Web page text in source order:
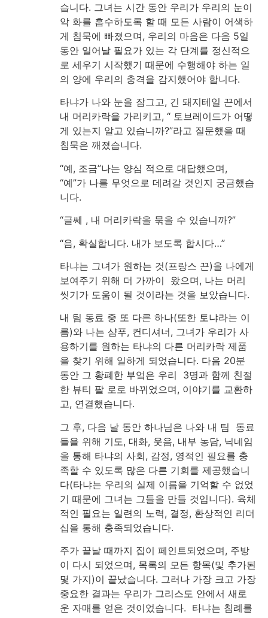
습니다. 그녀는 시간 동안 우리가 우리의 눈이
악 화를 흡수하도록 할 때 모든 사람이 어색하
게 침묵에 빠졌으며, 우리의 마음은 다음 5일
동안 일어날 필요가 있는 각 단계를 정신적으
로 세우기 시작했기 때문에 수행해야 하는 일
의 양에 우리의 충격을 감지했어야 합니다.
타냐가 나와 눈을 잠그고, 긴 돼지테일 끈에서
내 머리카락을 가리키고, “ 토브레이드가 어떻
게 있는지 알고 있습니까?”라고 질문했을 때
침묵은 깨졌습니다.
“예, 조금”나는 양심 적으로 대답했으며,
“예”가 나를 무엇으로 데려갈 것인지 궁금했습
니다.
“글쎄 , 내 머리카락을 묶을 수 있습니까?”
“음, 확실합니다. 내가 보도록 합시다…”
타냐는 그녀가 원하는 것(프랑스 끈)을 나에게
보여주기 위해 더 가까이 왔으며, 나는 머리
씻기가 도움이 될 것이라는 것을 보았습니다.
내 팀 동료 중 또 다른 하나(또한 토냐라는 이
름)와 나는 샴푸, 컨디셔너, 그녀가 우리가 사
용하기를 원하는 타냐의 다른 머리카락 제품
을 찾기 위해 일하게 되었습니다. 다음 20분
동안 그 황폐한 부엌은 우리 3명과 함께 친절
한 뷰티 팔 로로 바뀌었으며, 이야기를 교환하
고, 연결했습니다.
그 후, 다음 날 동안 하나님은 나와 내 팀 동료
들을 위해 기도, 대화, 웃음, 내부 농담, 닉네임
을 통해 타냐의 사회, 감정, 영적인 필요를 충
족할 수 있도록 많은 다른 기회를 제공했습니
다(타냐는 우리의 실제 이름을 기억할 수 없었
기 때문에 그녀는 그들을 만들 것입니다). 육체
적인 필요는 일련의 노력, 결정, 환상적인 리더
십을 통해 충족되었습니다.
주가 끝날 때까지 집이 페인트되었으며, 주방
이 다시 되었으며, 목록의 모든 항목(및 추가된
몇 가지)이 끝났습니다. 그러나 가장 크고 가장
중요한 결과는 우리가 그리스도 안에서 새로
운 자매를 얻은 것이었습니다. 타냐는 침례를